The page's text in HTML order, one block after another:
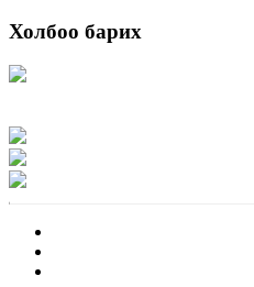
Холбоо барих